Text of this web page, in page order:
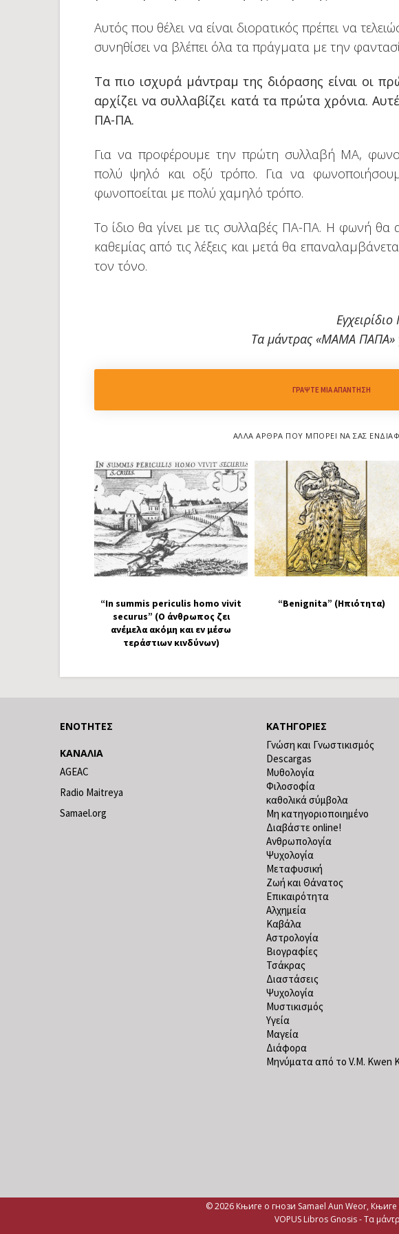
Αυτός που θέλει να είναι διορατικός πρέπει να
συνηθίσει να βλέπει όλα τα πράγματα με την
Τα πιο ισχυρά μάντραμ της διόρασης είναι οι
αρχίζει να συλλαβίζει κατά τα πρώτα χρόνια.
ΠΑ-ΠΑ.
Για να προφέρουμε την πρώτη συλλαβή ΜΑ,
πολύ ψηλό και οξύ τρόπο. Για να
φωνοποείται με πολύ χαμηλό τρόπο.
Το ίδιο θα γίνει με τις συλλαβές ΠΑ-ΠΑ. Η φωνή θα
καθεμίας από τις λέξεις και μετά θα
τον τόνο.
Τα μάντρας «ΜΑΜΑ ΠΑΠΑ»
ΓΡΆΨΤΕ ΜΙΑ ΑΠΆΝΤΗΣΗ
ΆΛΛΑ ΆΡΘΡΑ ΠΟΥ ΜΠΟΡΕΊ ΝΑ ΣΑΣ
“In summis periculis homo vivit
securus” (Ο άνθρωπος ζει
ανέμελα ακόμη και εν μέσω
τεράστιων κινδύνων)
“Benignita” (Ηπιότητα)
ΕΝΌΤΗΤΕΣ
ΚΑΝΆΛΙΑ
AGEAC
Radio Maitreya
Samael.org
ΚΑΤΗΓΟΡΊΕΣ
Γνώση και Γνωστικισμός
Descargas
Μυθολογία
Φιλοσοφία
καθολικά σύμβολα
Μη κατηγοριοποιημένο
Διαβάστε online!
Ανθρωπολογία
Ψυχολογία
Μεταφυσική
Ζωή και Θάνατος
Επικαιρότητα
Αλχημεία
Καβάλα
Αστρολογία
Βιογραφίες
Τσάκρας
Διαστάσεις
Ψυχολογία
Μυστικισμός
Υγεία
Μαγεία
Διάφορα
Μηνύματα από το V.M. Kwen
© 2026 Књиге о гнози Samael Aun Weor, Књиге
VOPUS Libros Gnosis -Τα